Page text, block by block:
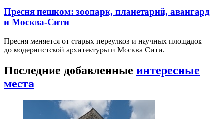
Пресня пешком: зоопарк, планетарий, авангард
и Москва-Сити
Пресня меняется от старых переулков и научных площадок
до модернистской архитектуры и Москва-Сити.
Последние добавленные интересные
места